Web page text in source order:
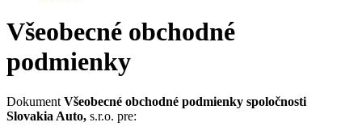
Všeobecné obchodné
podmienky
Dokument Všeobecné obchodné podmienky spoločnosti
Slovakia Auto, s.r.o. pre: